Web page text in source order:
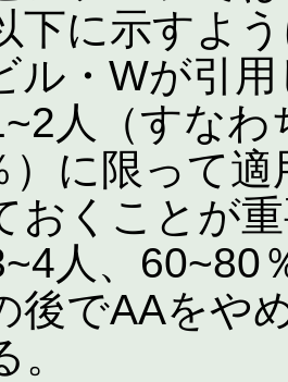
下に示すよ
ル・Wが引
人（すなわ
）に限って
おくことが
人、60~80
後でAAをや